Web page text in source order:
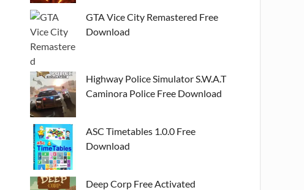
GTA Vice City Remastered Free
Download
Highway Police Simulator S.W.A.T
Caminora Police Free Download
ASC Timetables 1.0.0 Free
Download
Deep Corp Free Activated